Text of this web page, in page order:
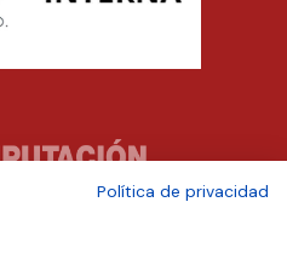
Política de privacidad